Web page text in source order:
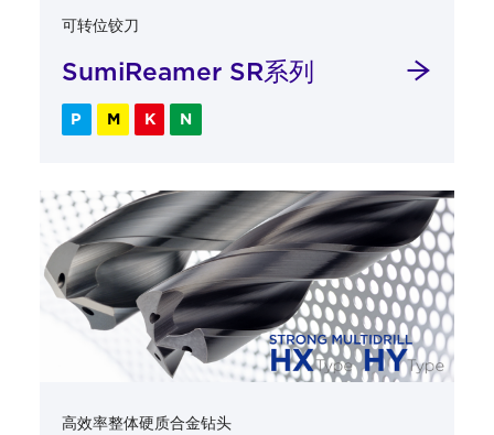
可转位铰刀
SumiReamer SR系列
P M K N
高效率整体硬质合金钻头